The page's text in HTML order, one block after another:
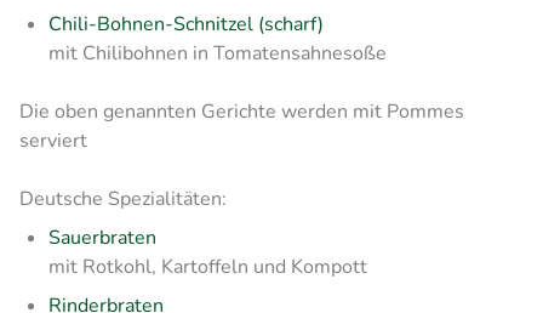
Chili-Bohnen-Schnitzel (scharf)
mit Chilibohnen in Tomatensahnesoße
Die oben genannten Gerichte werden mit Pommes
serviert
Deutsche Spezialitäten:
Sauerbraten
mit Rotkohl, Kartoffeln und Kompott
Rinderbraten